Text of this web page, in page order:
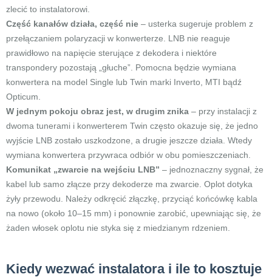
zlecić to instalatorowi.
Część kanałów działa, część nie – usterka sugeruje problem z
przełączaniem polaryzacji w konwerterze. LNB nie reaguje
prawidłowo na napięcie sterujące z dekodera i niektóre
transpondery pozostają „głuche”. Pomocna będzie wymiana
konwertera na model Single lub Twin marki Inverto, MTI bądź
Opticum.
W jednym pokoju obraz jest, w drugim znika – przy instalacji z
dwoma tunerami i konwerterem Twin często okazuje się, że jedno
wyjście LNB zostało uszkodzone, a drugie jeszcze działa. Wtedy
wymiana konwertera przywraca odbiór w obu pomieszczeniach.
Komunikat „zwarcie na wejściu LNB” – jednoznaczny sygnał, że
kabel lub samo złącze przy dekoderze ma zwarcie. Oplot dotyka
żyły przewodu. Należy odkręcić złączkę, przyciąć końcówkę kabla
na nowo (około 10–15 mm) i ponownie zarobić, upewniając się, że
żaden włosek oplotu nie styka się z miedzianym rdzeniem.
Kiedy wezwać instalatora i ile to kosztuje